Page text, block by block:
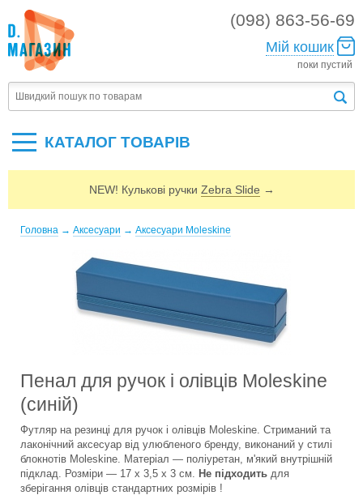
(098) 863-56-69
Мій кошик
поки пустий
КАТАЛОГ ТОВАРIВ
NEW! Кулькові ручки Zebra Slide →
Головна → Аксесуари → Аксесуари Moleskine
Пенал для ручок і олівців Moleskine
(синій)
Футляр на резинці для ручок і олівців Moleskine. Стриманий та
лаконічний аксесуар від улюбленого бренду, виконаний у стилі
блокнотів Moleskine. Матеріал — поліуретан, м'який внутрішній
підклад. Розміри — 17 х 3,5 x 3 см. Не підходить для
зберігання олівців стандартних розмірів !